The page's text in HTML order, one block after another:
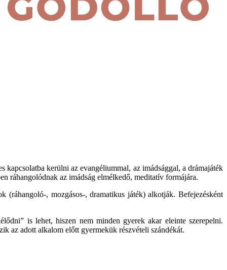
kerülni az evangéliummal, az imádsággal, a drámajáték
ráhangolódnak az imádság elmélkedő, meditatív formájára.
(ráhangoló-, mozgásos-, dramatikus játék) alkotják. Befejezésként
is lehet, hiszen nem minden gyerek akar eleinte szerepelni.
az adott alkalom előtt gyermekük részvételi szándékát.